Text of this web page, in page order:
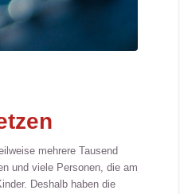
mehrere Tausend
und viele Personen, die am
Deshalb haben die